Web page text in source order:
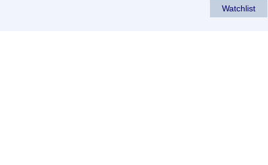
Watchlist